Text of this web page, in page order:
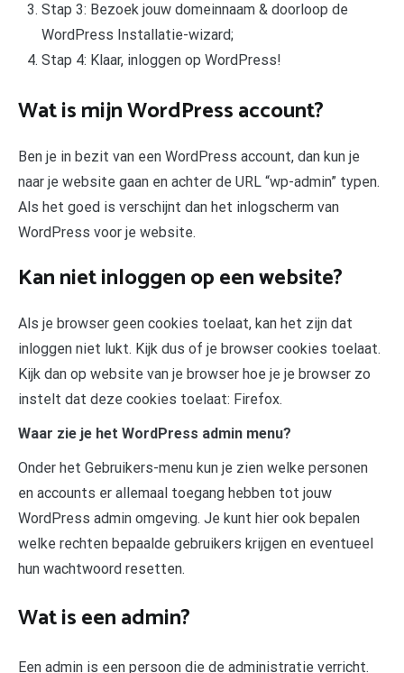
Stap 3: Bezoek jouw domeinnaam & doorloop de
WordPress Installatie-wizard;
Stap 4: Klaar, inloggen op WordPress!
Wat is mijn WordPress account?
Ben je in bezit van een WordPress account, dan kun je
naar je website gaan en achter de URL “wp-admin” typen.
Als het goed is verschijnt dan het inlogscherm van
WordPress voor je website.
Kan niet inloggen op een website?
Als je browser geen cookies toelaat, kan het zijn dat
inloggen niet lukt. Kijk dus of je browser cookies toelaat.
Kijk dan op website van je browser hoe je je browser zo
instelt dat deze cookies toelaat: Firefox.
Waar zie je het WordPress admin menu?
Onder het Gebruikers-menu kun je zien welke personen
en accounts er allemaal toegang hebben tot jouw
WordPress admin omgeving. Je kunt hier ook bepalen
welke rechten bepaalde gebruikers krijgen en eventueel
hun wachtwoord resetten.
Wat is een admin?
Een admin is een persoon die de administratie verricht.